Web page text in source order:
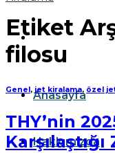
Anasayfa
Hakkımızda
Etiket
filosu
Genel , jet kiralama, özel
THY’nin